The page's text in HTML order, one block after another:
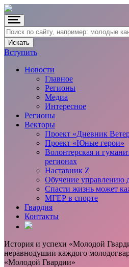
Вступить
Новости
Главное
Регионы
Медиа
Интересное
Регионы
Векторы
Проект «Дневник
Проект «Юные герои»
Волонтерская и
регионах
Наставник Z
Обучение управлению
Спасти жизнь может
МГЕР в спорте
Гвардия
Контакты
История и успехи «Молодой
неравнодушии каждого
«Молодой Гвардии»